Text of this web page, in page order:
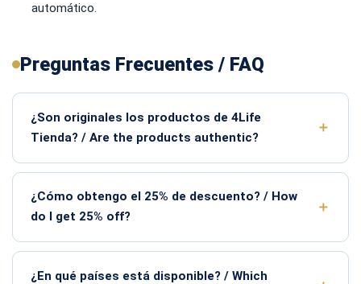
automático.
Preguntas Frecuentes / FAQ
¿Son originales los productos de 4Life
Tienda? / Are the products authentic?
¿Cómo obtengo el 25% de descuento? / How
do I get 25% off?
¿En qué países está disponible? / Which